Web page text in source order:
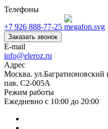
Телефоны
+7 926 888-77-25
Заказать звонок
E-mail
info@eleroz.ru
Адрес
Москва.
пав. C2-005A
Режим работы
Ежедневно с 10:00 до 20:00